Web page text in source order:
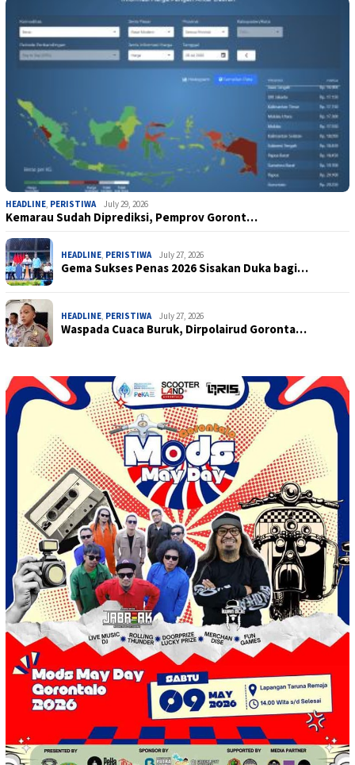
HEADLINE, PERISTIWA July 29, 2026
Kemarau Sudah Diprediksi, Pemprov Goront…
HEADLINE, PERISTIWA July 27, 2026
Gema Sukses Penas 2026 Sisakan Duka bagi…
HEADLINE, PERISTIWA July 27, 2026
Waspada Cuaca Buruk, Dirpolairud Goronta…